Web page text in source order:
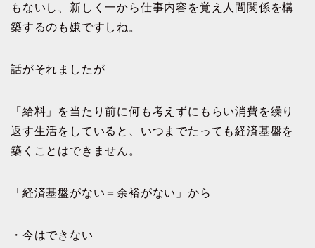
もないし、新しく一から仕事内容を覚え人間関係を構
築するのも嫌ですしね。
話がそれましたが
「給料」を当たり前に何も考えずにもらい消費を繰り
返す生活をしていると、いつまでたっても経済基盤を
築くことはできません。
「経済基盤がない＝余裕がない」から
・今はできない